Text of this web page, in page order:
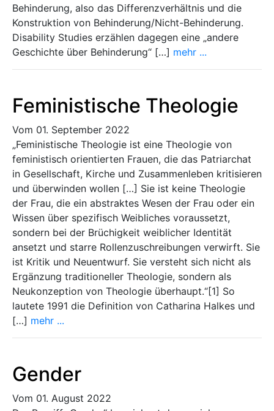
Behinderung, also das Differenzverhältnis und die
Konstruktion von Behinderung/Nicht-Behinderung.
Disability Studies erzählen dagegen eine „andere
Geschichte über Behinderung“ […] mehr ...
Feministische Theologie
Vom 01. September 2022
„Feministische Theologie ist eine Theologie von
feministisch orientierten Frauen, die das Patriarchat
in Gesellschaft, Kirche und Zusammenleben kritisieren
und überwinden wollen […] Sie ist keine Theologie
der Frau, die ein abstraktes Wesen der Frau oder ein
Wissen über spezifisch Weibliches voraussetzt,
sondern bei der Brüchigkeit weiblicher Identität
ansetzt und starre Rollenzuschreibungen verwirft. Sie
ist Kritik und Neuentwurf. Sie versteht sich nicht als
Ergänzung traditioneller Theologie, sondern als
Neukonzeption von Theologie überhaupt.“[1] So
lautete 1991 die Definition von Catharina Halkes und
[…] mehr ...
Gender
Vom 01. August 2022